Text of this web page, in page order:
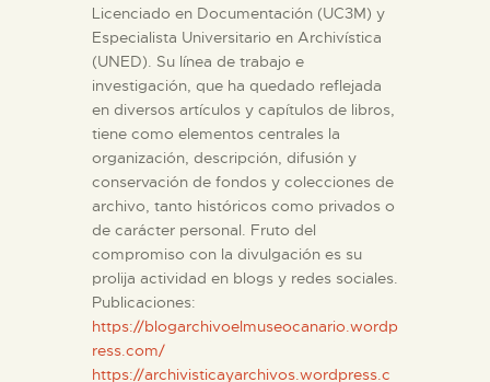
Licenciado en Documentación (UC3M) y
Especialista Universitario en Archivística
(UNED). Su línea de trabajo e
investigación, que ha quedado reflejada
en diversos artículos y capítulos de libros,
tiene como elementos centrales la
organización, descripción, difusión y
conservación de fondos y colecciones de
archivo, tanto históricos como privados o
de carácter personal. Fruto del
compromiso con la divulgación es su
prolija actividad en blogs y redes sociales.
Publicaciones:
https://blogarchivoelmuseocanario.wordp
ress.com/
https://archivisticayarchivos.wordpress.c